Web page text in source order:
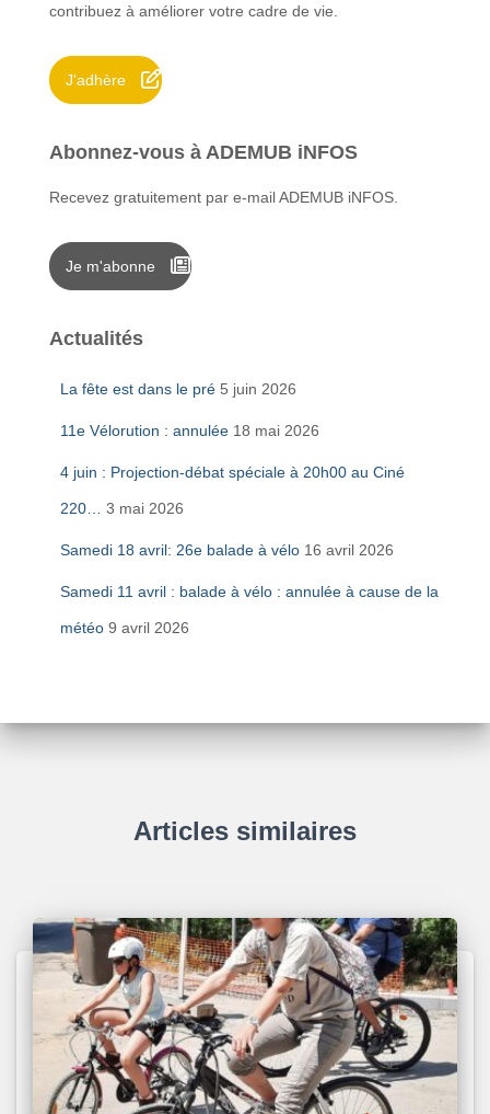
e
:
contribuez à améliorer votre cadre de vie.
J'adhère
Abonnez-vous à ADEMUB iNFOS
Recevez gratuitement par e-mail ADEMUB iNFOS.
Je m'abonne
Actualités
La fête est dans le pré 5 juin 2026
11e Vélorution : annulée 18 mai 2026
4 juin : Projection-débat spéciale à 20h00 au Ciné
220… 3 mai 2026
Samedi 18 avril: 26e balade à vélo 16 avril 2026
Samedi 11 avril : balade à vélo : annulée à cause de la
météo 9 avril 2026
Articles similaires